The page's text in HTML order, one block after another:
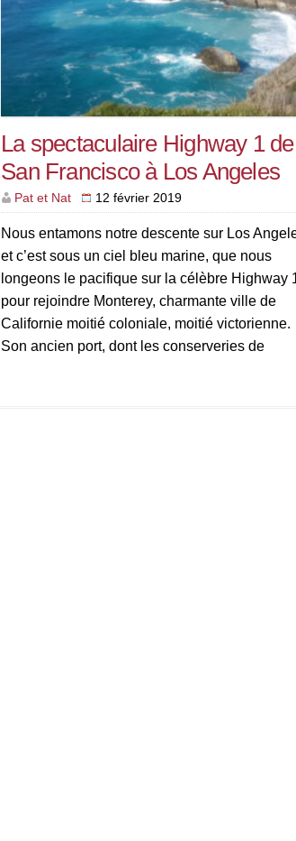
La spectaculaire Highway 1 de
San Francisco à Los Angeles
Pat et Nat 12 février 2019
Nous entamons notre descente sur Los
et c’est sous un ciel bleu marine, que nous
longeons le pacifique sur la célèbre Highway
pour rejoindre Monterey, charmante ville de
Californie moitié coloniale, moitié victorienne.
Son ancien port, dont les conserveries de